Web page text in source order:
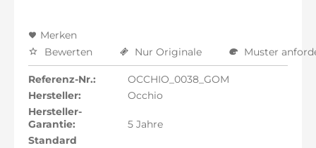
Merken
Bewerten
Nur Originale Muster
Referenz-Nr.:
OCCHIO_0038_GOM
Hersteller:
Occhio
Hersteller-
Garantie:
5 Jahre
Standard